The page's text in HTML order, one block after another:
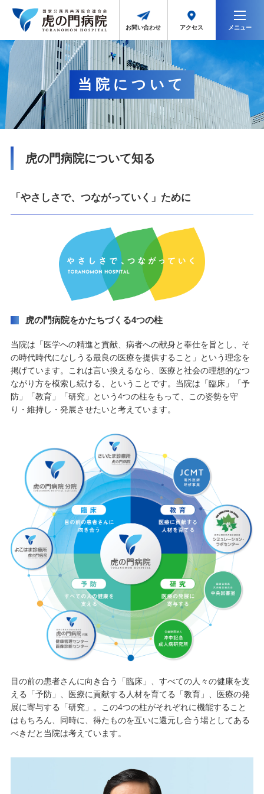
お問い合わせ アクセス メニュー
当院について
虎の門病院について知る
「やさしさで、つながっていく」ために
虎の門病院をかたちづくる4つの柱
当院は「医学への精進と貢献、病者への献身と奉仕を旨とし、そ
の時代時代になしうる最良の医療を提供すること」という理念を
掲げています。これは言い換えるなら、医療と社会の理想的なつ
ながり方を模索し続ける、ということです。当院は「臨床」「予
防」「教育」「研究」という4つの柱をもって、この姿勢を守
り・維持し・発展させたいと考えています。
目の前の患者さんに向き合う「臨床」、すべての人々の健康を支
える「予防」、医療に貢献する人材を育てる「教育」、医療の発
展に寄与する「研究」。この4つの柱がそれぞれに機能すること
はもちろん、同時に、得たものを互いに還元し合う場としてある
べきだと当院は考えています。